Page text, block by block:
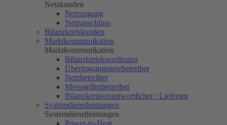
Netzkunden
Netzzugang
Netzanschluss
Bilanzkreiskunden
Marktkommunikation
Marktkommunikation
Bilanzkreiskoordinator
Übertragungsnetzbetreiber
Netzbetreiber
Messstellenbetreiber
Bilanzkreisverantwortlicher / Lieferant
Systemdienstleistungen
Systemdienstleistungen
Power-to-Heat